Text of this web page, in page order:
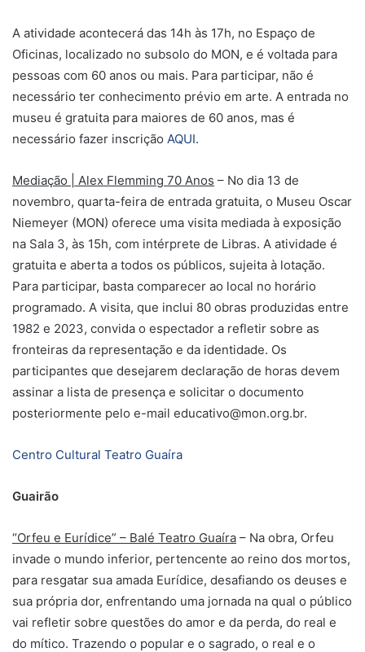
A atividade acontecerá das 14h às 17h, no Espaço de
Oficinas, localizado no subsolo do MON, e é voltada para
pessoas com 60 anos ou mais. Para participar, não é
necessário ter conhecimento prévio em arte. A entrada no
museu é gratuita para maiores de 60 anos, mas é
necessário fazer inscrição AQUI.
Mediação | Alex Flemming 70 Anos – No dia 13 de
novembro, quarta-feira de entrada gratuita, o Museu Oscar
Niemeyer (MON) oferece uma visita mediada à exposição
na Sala 3, às 15h, com intérprete de Libras. A atividade é
gratuita e aberta a todos os públicos, sujeita à lotação.
Para participar, basta comparecer ao local no horário
programado. A visita, que inclui 80 obras produzidas entre
1982 e 2023, convida o espectador a refletir sobre as
fronteiras da representação e da identidade. Os
participantes que desejarem declaração de horas devem
assinar a lista de presença e solicitar o documento
posteriormente pelo e-mail educativo@mon.org.br.
Centro Cultural Teatro Guaíra
Guairão
“Orfeu e Eurídice” – Balé Teatro Guaíra – Na obra, Orfeu
invade o mundo inferior, pertencente ao reino dos mortos,
para resgatar sua amada Eurídice, desafiando os deuses e
sua própria dor, enfrentando uma jornada na qual o público
vai refletir sobre questões do amor e da perda, do real e
do mítico. Trazendo o popular e o sagrado, o real e o